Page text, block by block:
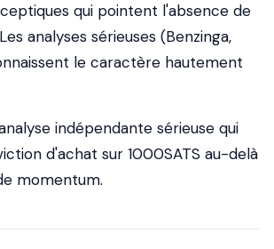
qui pointent l'absence de
analyses sérieuses (Benzinga,
le caractère hautement
indépendante sérieuse qui
d'achat sur 1000SATS au-delà
momentum.